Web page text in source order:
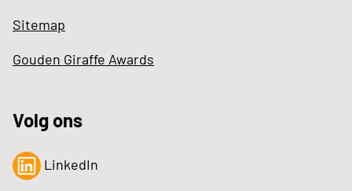
Sitemap
Gouden Giraffe Awards
Volg ons
LinkedIn